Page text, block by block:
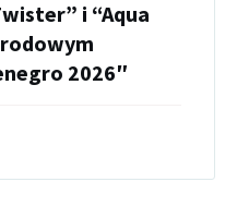
i “Aqua
2026″